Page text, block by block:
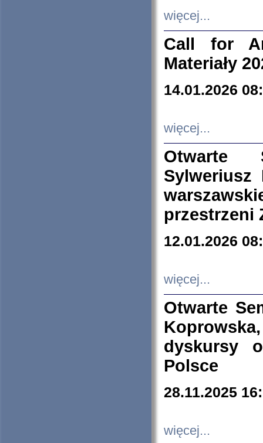
więcej...
Call for
Materiały
14.01.2026
więcej...
Otwarte
Sylweriusz
przestrzeni
12.01.2026
więcej...
Otwarte
dyskursy
Polsce
28.11.2025
więcej...